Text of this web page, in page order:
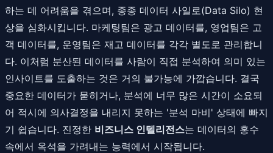
하는 데 어려움을 겪으며, 종종 데이터 사일로(Data Silo) 현
상을 심화시킵니다. 마케팅팀은 광고 데이터를, 영업팀은 고
객 데이터를, 운영팀은 재고 데이터를 각각 별도로 관리합니
다. 이처럼 분산된 데이터를 사람이 직접 분석하여 의미 있는
인사이트를 도출하는 것은 거의 불가능에 가깝습니다. 결국
중요한 데이터가 묻히거나, 분석에 너무 많은 시간이 소요되
어 적시에 의사결정을 내리지 못하는 '분석 마비' 상태에 빠지
기 쉽습니다. 진정한 비즈니스 인텔리전스는 데이터의 홍수
속에서 옥석을 가려내는 능력에서 시작됩니다.